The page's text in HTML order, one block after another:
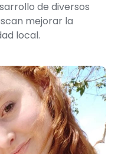
de diversos
mejorar la
local.